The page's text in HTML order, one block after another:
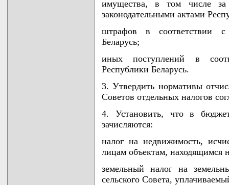
имущества, в том числе за
законодательными актами
штрафов в соответствии с
Беларусь;
иных поступлений в
Республики Беларусь.
3. Утвердить нормативы
Советов отдельных налогов
4. Установить, что в
зачисляются:
налог на недвижимость,
лицам объектам, находящимся
земельный налог на
сельского Совета,